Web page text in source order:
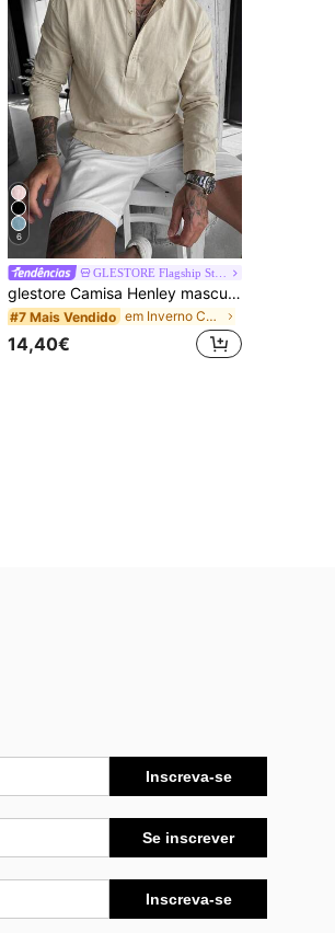
6
glestore Camisa Henley masculina retrô vintage com estampa de moedas, cor sólida, manga dobrável e gola mandarim - Leve e respirável, 100% algodão, ideal para todas as estações, inclusive o verão.
#7 Mais Vendido em Inverno Camisas masculinas
14,40€
Inscreva-se
Se inscrever
Inscreva-se